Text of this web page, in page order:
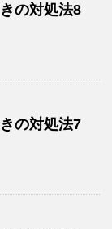
の対処法8
の対処法7